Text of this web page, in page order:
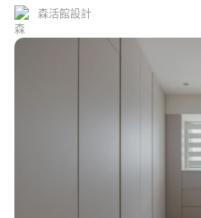
森活館設計